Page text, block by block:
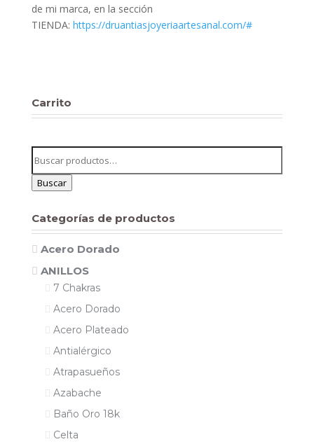
de mi marca, en la sección
TIENDA: https://druantiasjoyeriaartesanal.com/#
Carrito
por:
Buscar
Categorías de productos
Acero Dorado
ANILLOS
7 Chakras
Acero Dorado
Acero Plateado
Antialérgico
Atrapasueños
Azabache
Baño Oro 18k
Celta